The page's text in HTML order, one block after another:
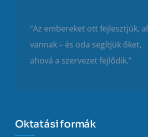
“Az embereket ott fejlesztjük,
vannak – és oda segítjük őket,
ahová a szervezet fejlődik.”
Oktatási formák